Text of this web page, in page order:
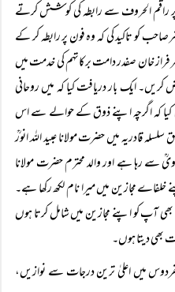
راقم الحروف سے رابطہ کی کوشش کرتے
کو تاکید کی کہ وہ فون پر رابطہ کر کے
خان صفدر دامت برکاتہم کی خدمت میں
ایک بار دریافت کیا کہ میں روحانی
کہ اگرچہ اپنے ذوق کے حوالے سے اس
قادریہ میں حضرت مولانا عبید اللہ انورؒ
سے رہا ہے اور والد محترم حضرت مولانا
خلفاے مجازین میں میرا نام لکھ رکھا ہے۔
بھی آپ کو اپنے مجازین میں شامل کرتا ہوں
بھی دیتا ہوں۔
میں اعلیٰ ترین درجات سے نوازیں،